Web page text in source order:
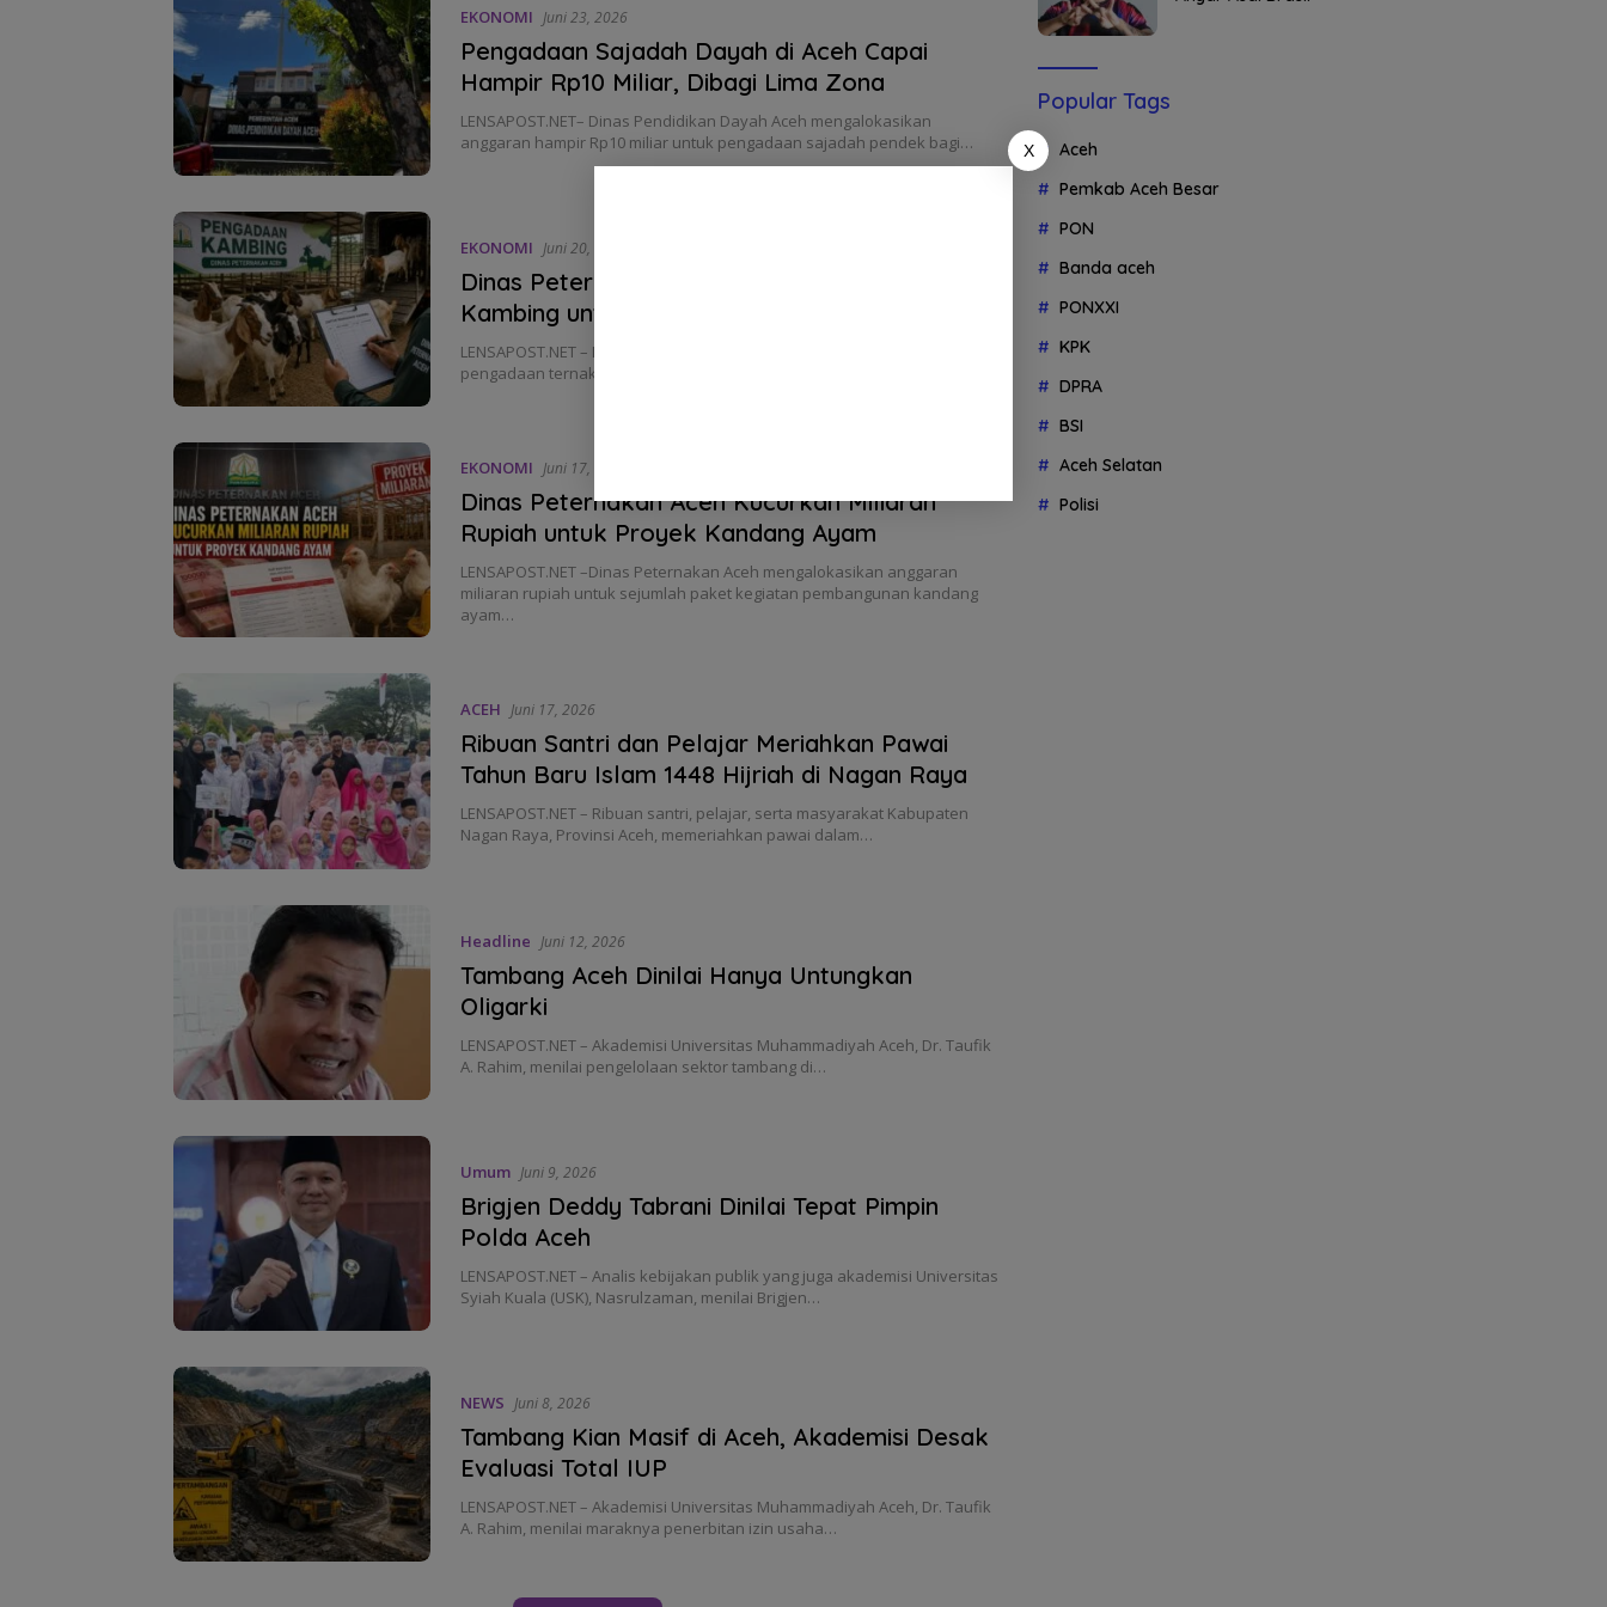
EKONOMI Juni 23, 2026
Pengadaan Sajadah Dayah di Aceh Capai
Hampir Rp10 Miliar, Dibagi Lima Zona
LENSAPOST.NET– Dinas Pendidikan Dayah Aceh mengalokasikan
anggaran hampir Rp10 miliar untuk pengadaan sajadah pendek bagi…
EKONOMI Juni 20, 2026
Dinas Peternakan Aceh Anggarkan Pengadaan
Kambing untuk Sejumlah Kelompok
LENSAPOST.NET – Dinas Peternakan Aceh merencanakan sejumlah paket
pengadaan ternak kambing yang tercantum dalam Rencana…
EKONOMI Juni 17, 2026
Dinas Peternakan Aceh Kucurkan Miliaran
Rupiah untuk Proyek Kandang Ayam
LENSAPOST.NET –Dinas Peternakan Aceh mengalokasikan anggaran
miliaran rupiah untuk sejumlah paket kegiatan pembangunan kandang
ayam…
ACEH Juni 17, 2026
Ribuan Santri dan Pelajar Meriahkan Pawai
Tahun Baru Islam 1448 Hijriah di Nagan Raya
LENSAPOST.NET – Ribuan santri, pelajar, serta masyarakat Kabupaten
Nagan Raya, Provinsi Aceh, memeriahkan pawai dalam…
Headline Juni 12, 2026
Tambang Aceh Dinilai Hanya Untungkan
Oligarki
LENSAPOST.NET – Akademisi Universitas Muhammadiyah Aceh, Dr. Taufik
A. Rahim, menilai pengelolaan sektor tambang di…
Umum Juni 9, 2026
Brigjen Deddy Tabrani Dinilai Tepat Pimpin
Polda Aceh
LENSAPOST.NET – Analis kebijakan publik yang juga akademisi Universitas
Syiah Kuala (USK), Nasrulzaman, menilai Brigjen…
NEWS Juni 8, 2026
Tambang Kian Masif di Aceh, Akademisi Desak
Evaluasi Total IUP
LENSAPOST.NET – Akademisi Universitas Muhammadiyah Aceh, Dr. Taufik
A. Rahim, menilai maraknya penerbitan izin usaha…
Popular Tags
Aceh
Pemkab Aceh Besar
PON
Banda aceh
PONXXI
KPK
DPRA
BSI
Aceh Selatan
Polisi
X